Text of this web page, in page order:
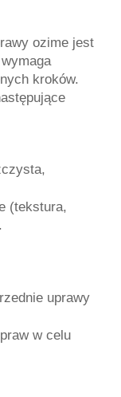
ozime jest
kroków.
(tekstura,
uprawy
w celu